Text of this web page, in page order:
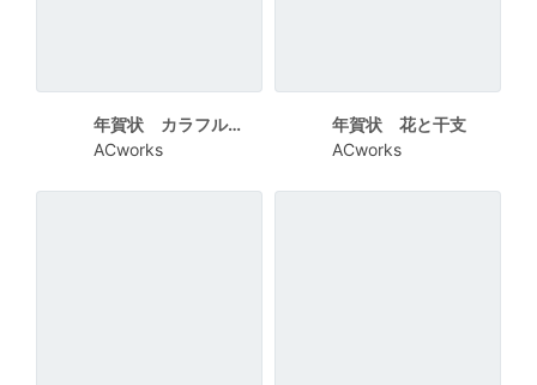
年賀状 カラフルな「賀正」と干支
ACworks
年賀状 花と干支
ACworks